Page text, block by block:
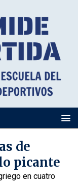
de
picante
en cuatro